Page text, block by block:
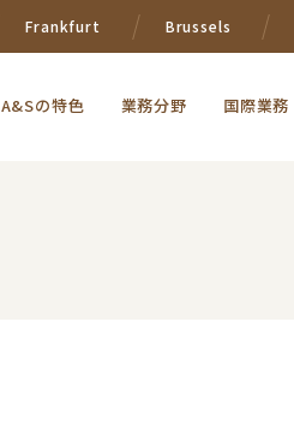
Frankfurt Brussels
A&Sの特色 業務分野 国際業務